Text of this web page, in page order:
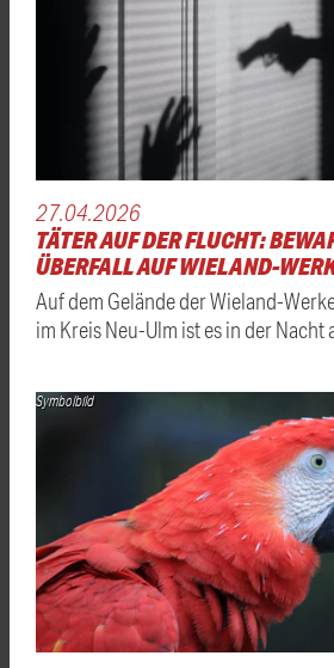
27.04.2026
TÄTER AUF DER FLUCHT:
ÜBERFALL AUF WIELAND-
Auf dem Gelände der Wieland-
im Kreis Neu-Ulm ist es in der Nacht
Symbolbild